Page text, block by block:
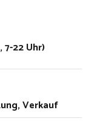
22 Uhr)
Verkauf